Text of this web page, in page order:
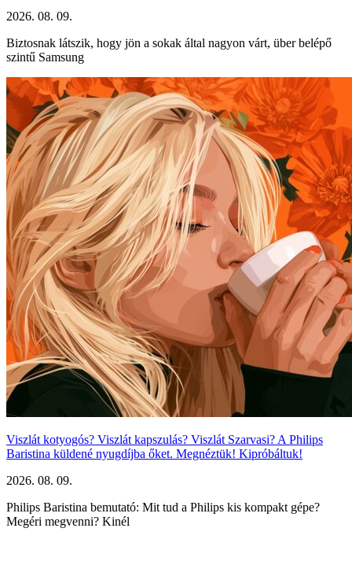
2026. 08. 09.
Biztosnak látszik, hogy jön a sokak által nagyon várt, über belépő
szintű Samsung
Viszlát kotyogós? Viszlát kapszulás? Viszlát Szarvasi? A Philips
Baristina küldené nyugdíjba őket. Megnéztük! Kipróbáltuk!
2026. 08. 09.
Philips Baristina bemutató: Mit tud a Philips kis kompakt gépe?
Megéri megvenni? Kinél